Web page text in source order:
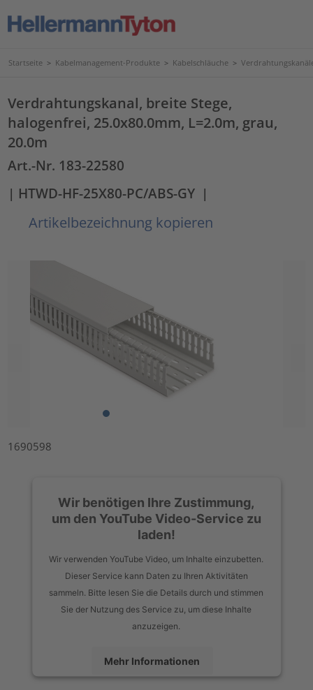
Startseite > Kabelmanagement-Produkte > Kabelschläuche >
Verdrahtungskanal, breite Stege,
halogenfrei, 25.0x80.0mm, L=2.0m, grau,
20.0m
Art.-Nr. 183-22580
| HTWD-HF-25X80-PC/ABS-GY |
Artikelbezeichnung kopieren
1690598
Wir benötigen Ihre Zustimmung,
um den YouTube Video-Service zu
laden!
Wir verwenden YouTube Video, um Inhalte einzubetten.
Dieser Service kann Daten zu Ihren Aktivitäten
sammeln. Bitte lesen Sie die Details durch und stimmen
Sie der Nutzung des Service zu, um diese Inhalte
anzuzeigen.
Mehr Informationen